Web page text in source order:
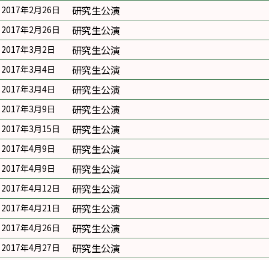
2017年2月26日 研究生公演
2017年2月26日 研究生公演
2017年3月2日 研究生公演
2017年3月4日 研究生公演
2017年3月4日 研究生公演
2017年3月9日 研究生公演
2017年3月15日 研究生公演
2017年4月9日 研究生公演
2017年4月9日 研究生公演
2017年4月12日 研究生公演
2017年4月21日 研究生公演
2017年4月26日 研究生公演
2017年4月27日 研究生公演